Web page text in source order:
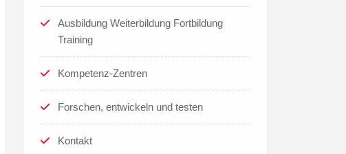
Ausbildung Weiterbildung Fortbildung
Training
Kompetenz-Zentren
Forschen, entwickeln und testen
Kontakt